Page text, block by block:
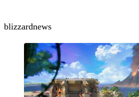
blizzardnews